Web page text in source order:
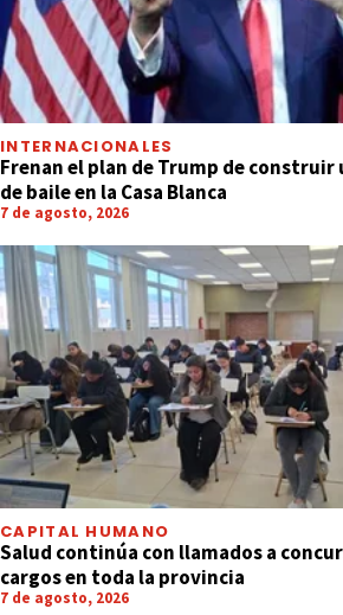
INTERNACIONALES
Frenan el plan de Trump de construir
de baile en la Casa Blanca
7 de agosto, 2026
CAPITAL HUMANO
Salud continúa con llamados a
cargos en toda la provincia
7 de agosto, 2026